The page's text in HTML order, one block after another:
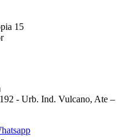
- Urb. Ind. Vulcano, Ate –